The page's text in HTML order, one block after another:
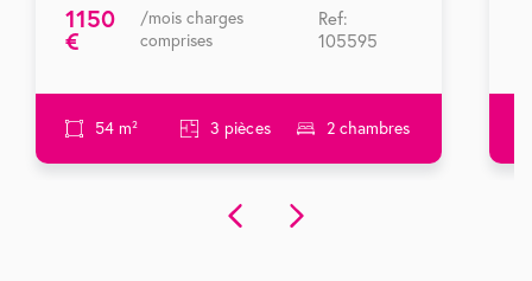
1150
€
/mois charges
comprises
Ref:
105595
54 m² 3 pièces 2 chambres